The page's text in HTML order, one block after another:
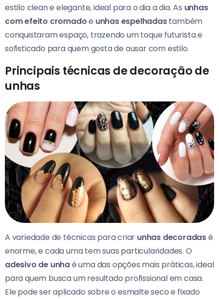
estilo clean e elegante, ideal para o dia a dia. As unhas
com efeito cromadoe unhas espelhadastambém
conquistaram espaço, trazendo um toque futurista e
sofisticado para quem gosta de ousar com estilo.
Principais técnicas de decoração de
unhas
A variedade de técnicas para criar unhas decoradasé
enorme, e cada uma tem suas particularidades. O
adesivo de unhaé uma das opções mais práticas, ideal
para quem busca um resultado profissional em casa.
Ele pode ser aplicado sobre o esmalte seco e fixado